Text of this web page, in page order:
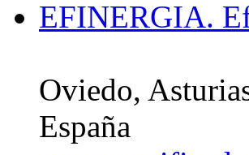
EFINERGIA.
Oviedo,
España